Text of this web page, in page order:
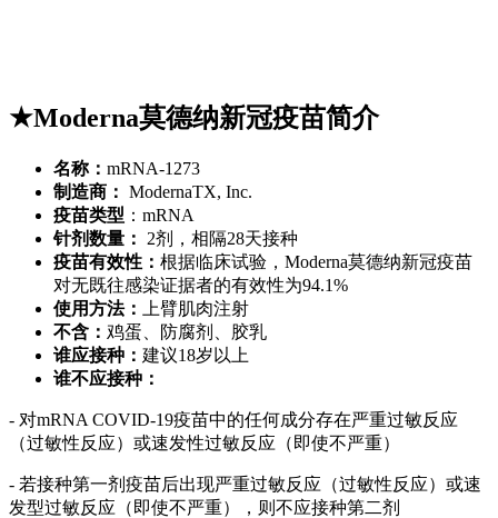
★Moderna莫德纳新冠疫苗简介
名称： mRNA-1273
制造商： ModernaTX, Inc.
疫苗类型 ：mRNA
针剂数量：
2剂，相隔28天接种
疫苗有效性： 根据临床试验，Moderna莫德纳新冠疫苗
对无既往感染证据者的有效性为94.1%
使用方法：
上臂肌肉注射
不含： 鸡蛋、防腐剂、胶乳
谁应接种： 建议18岁以上
谁不应接种：
- 对mRNA COVID-19疫苗中的任何成分存在严重过敏反应
（过敏性反应）或速发性过敏反应（即使不严重）
- 若接种第一剂疫苗后出现严重过敏反应（过敏性反应）或速
发型过敏反应（即使不严重），则不应接种第二剂